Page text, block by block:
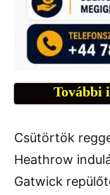
További
Csütörtök
Heathrow
Gatwick